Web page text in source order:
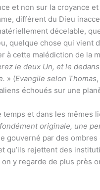
et non sur la croyance
différent du Dieu
décelable,
quelque chose qui vient
à cette malédiction de la
le deux Un, et le
» (Evangile selon Thomas
échoués sur une
et dans les mêmes
originale, une
par des ombres
rejettent des
y regarde de plus près